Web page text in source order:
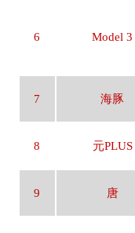
6 Model 3
7 海豚
8 元PLUS
9 唐